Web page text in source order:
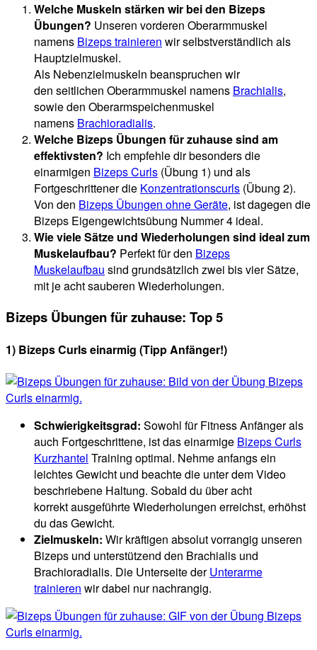
Welche Muskeln stärken wir bei den Bizeps
Übungen? Unseren vorderen Oberarmmuskel
namens Bizeps trainieren wir selbstverständlich als
Hauptzielmuskel.
Als Nebenzielmuskeln beanspruchen wir
den seitlichen Oberarmmuskel namens Brachialis,
sowie den Oberarmspeichenmuskel
namens Brachioradialis.
Welche Bizeps Übungen für zuhause sind am
effektivsten? Ich empfehle dir besonders die
einarmigen Bizeps Curls (Übung 1) und als
Fortgeschrittener die Konzentrationscurls (Übung 2).
Von den Bizeps Übungen ohne Geräte, ist dagegen die
Bizeps Eigengewichtsübung Nummer 4 ideal.
Wie viele Sätze und Wiederholungen sind ideal zum
Muskelaufbau? Perfekt für den Bizeps
Muskelaufbau sind grundsätzlich zwei bis vier Sätze,
mit je acht sauberen Wiederholungen.
Bizeps Übungen für zuhause: Top 5
1) Bizeps Curls einarmig (Tipp Anfänger!)
Schwierigkeitsgrad: Sowohl für Fitness Anfänger als
auch Fortgeschrittene, ist das einarmige Bizeps Curls
Kurzhantel Training optimal. Nehme anfangs ein
leichtes Gewicht und beachte die unter dem Video
beschriebene Haltung. Sobald du über acht
korrekt ausgeführte Wiederholungen erreichst, erhöhst
du das Gewicht.
Zielmuskeln: Wir kräftigen absolut vorrangig unseren
Bizeps und unterstützend den Brachialis und
Brachioradialis. Die Unterseite derUnterarme
trainieren wir dabei nur nachrangig.